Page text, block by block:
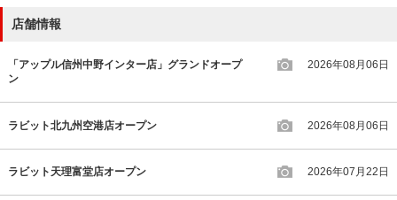
店舗情報
「アップル信州中野インター店」グランドオープ
ン
2026年08月06日
ラビット北九州空港店オープン 2026年08月06日
ラビット天理富堂店オープン 2026年07月22日